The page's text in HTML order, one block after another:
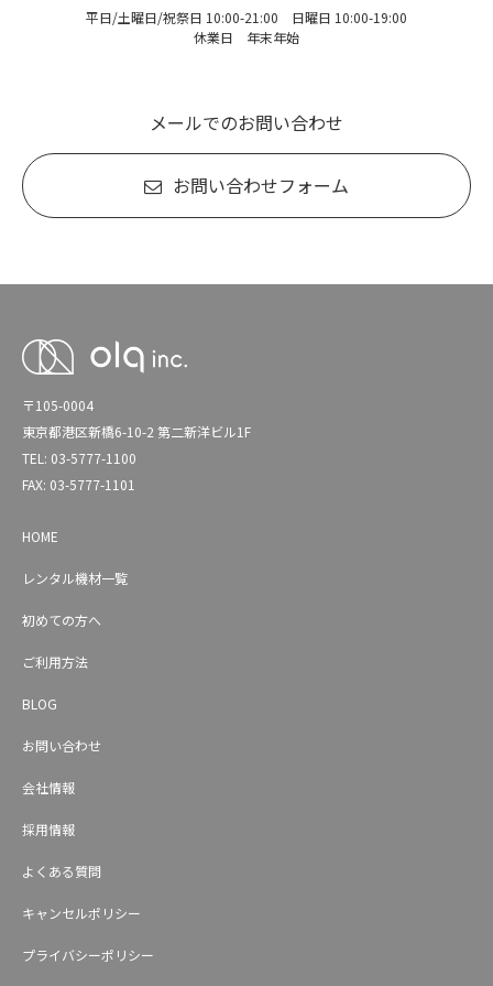
平日/土曜日/祝祭日 10:00-21:00 日曜日 10:00-19:00
休業日 年末年始
メールでのお問い合わせ
お問い合わせフォーム
〒105-0004
東京都港区新橋6-10-2 第二新洋ビル1F
TEL: 03-5777-1100
FAX: 03-5777-1101
HOME
レンタル機材一覧
初めての方へ
ご利用方法
BLOG
お問い合わせ
会社情報
採用情報
よくある質問
キャンセルポリシー
プライバシーポリシー